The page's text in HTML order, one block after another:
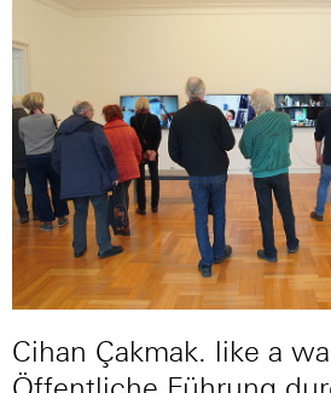
Cihan Çakmak. like a